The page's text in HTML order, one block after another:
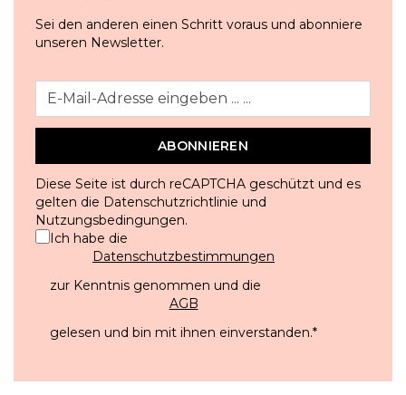
Sei den anderen einen Schritt voraus und abonniere
unseren Newsletter.
ABONNIEREN
Diese Seite ist durch reCAPTCHA geschützt und es
gelten die Datenschutzrichtlinie und
Nutzungsbedingungen.
Ich habe die
Datenschutzbestimmungen
zur Kenntnis genommen und die
AGB
gelesen und bin mit ihnen einverstanden.*